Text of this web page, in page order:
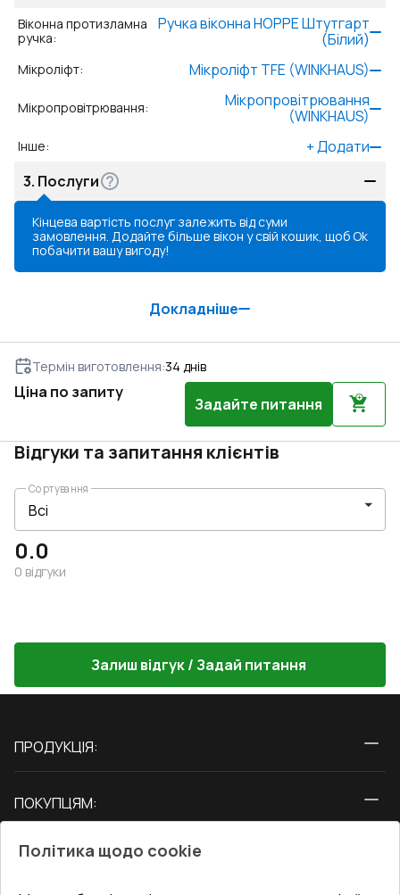
Віконна протизламна
ручка:
Ручка віконна HOPPE Штутгарт
(Білий)
Мікроліфт: Мікроліфт TFE (WINKHAUS)
Мікропровітрювання:
Мікропровітрювання
(WINKHAUS)
Інше: +Додати
3. Послуги
Кінцева вартість послуг залежить від суми
замовлення. Додайте більше вікон у свій кошик, щоб
побачити вашу вигоду!
Ok
Докладніше
Термін виготовлення:34 днів
Ціна по запиту
Задайте питання
Відгуки та запитання клієнтів
0.0
0 відгуки
Сортування
Залиш відгук / Задай питання
ПРОДУКЦІЯ:
Двері
ПОКУПЦЯМ:
СЕРВІС ТА ОБЛУГОВУВАННЯ:
Політика щодо cookie